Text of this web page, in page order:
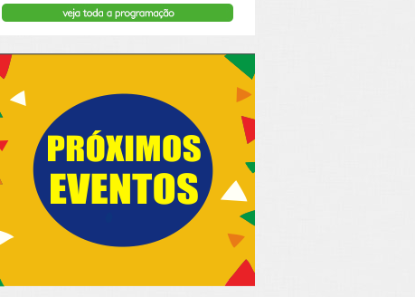
O Ribeirão Preto e Região Convention & Visitors Bureau